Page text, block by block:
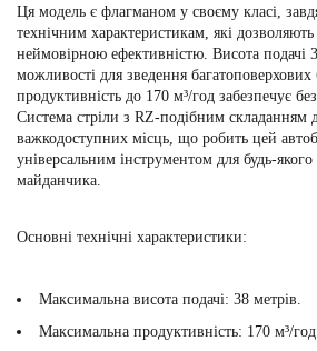
Ця модель є флагманом у своєму класі,
технічним характеристикам, які
неймовірною ефективністю. Висота подачі
можливості для зведення багатоповерхових
продуктивність до 170 м³/год забезпечує
Система стріли з RZ-подібним складанням
важкодоступних місць, що робить цей
універсальним інструментом для будь-якого
майданчика.
Основні технічні характеристики:
Максимальна висота подачі: 38 метрів.
Максимальна продуктивність: 170 м³/